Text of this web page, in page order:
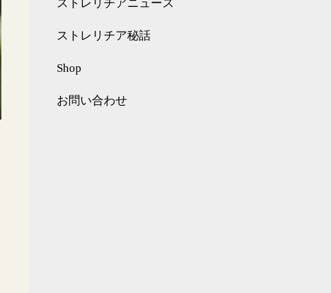
ストレリチアニュース
ストレリチア秘話
Shop
お問い合わせ